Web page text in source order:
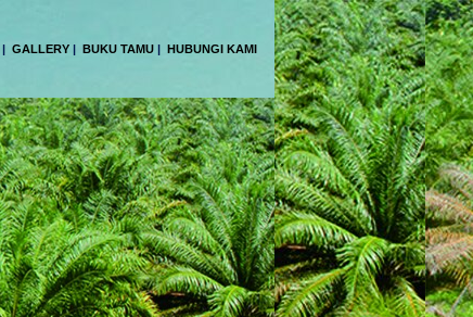
| GALLERY | BUKU TAMU | HUBUNGI KAMI